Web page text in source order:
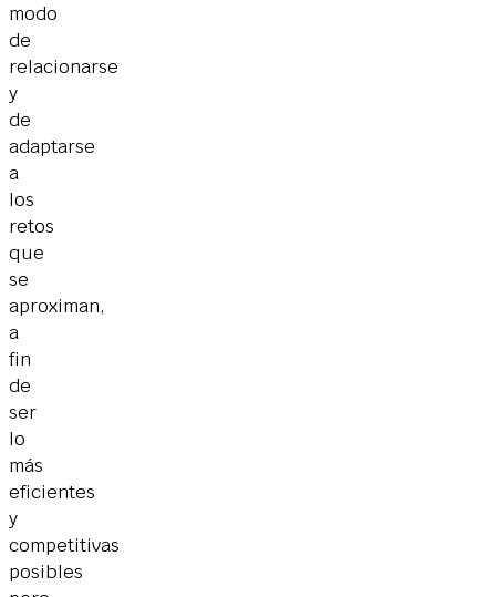
modo
de
relacionarse
y
de
adaptarse
a
los
retos
que
se
aproximan,
a
fin
de
ser
lo
más
eficientes
y
competitivas
posibles